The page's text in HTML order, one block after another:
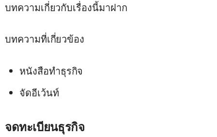
บทความเกี่ยวกับเรื่องนี้มาฝาก
บทความที่เกี่ยวข้อง
หนังสือทำธุรกิจ
จัดอีเว้นท์
จดทะเบียนธุรกิจ